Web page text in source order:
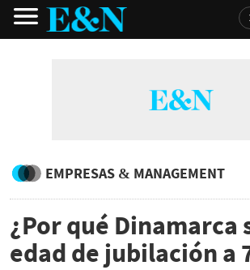
EMPRESAS & MANAGEMENT
¿Por qué Dinamarca
edad de jubilación a